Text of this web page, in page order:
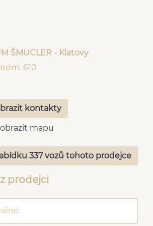
ŠMUCLER - Klatovy
610
kontakty
mapu
337 vozů tohoto prodejce
prodejci